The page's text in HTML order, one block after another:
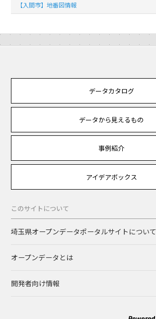
【入間市】地番図情報
データカタログ
データから見えるもの
事例紹介
アイデアボックス
このサイトについて
埼玉県オープンデータポータルサイトについて
オープンデータとは
開発者向け情報